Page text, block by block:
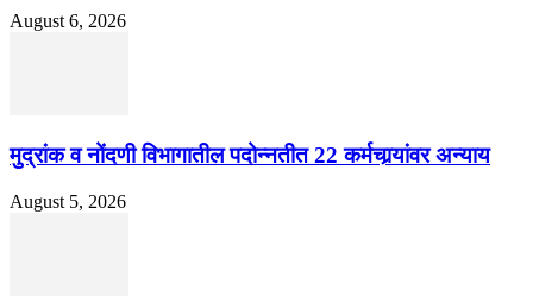
August 6, 2026
मुद्रांक व नोंदणी विभागातील पदोन्नतीत 22 कर्मचार्‍यांवर अन्याय
August 5, 2026